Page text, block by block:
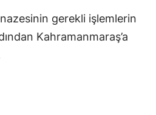
gerekli işlemlerin
Kahramanmaraş’a